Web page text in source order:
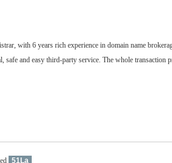
with 6 years rich experience in domain name
and easy third-party service. The whole transaction
51La